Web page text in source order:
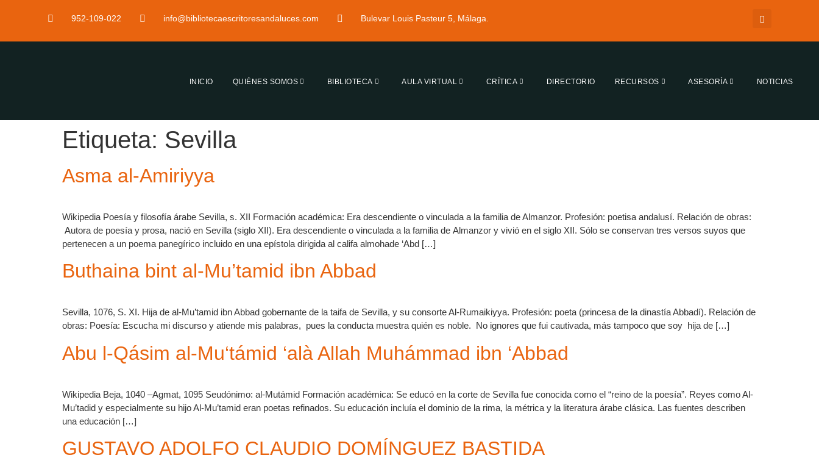
952-109-022 info@bibliotecaescritoresandaluces.com Bulevar Louis Pasteur 5, Málaga.
INICIO QUIÉNES SOMOS BIBLIOTECA AULA VIRTUAL CRÍTICA DIRECTORIO RECURSOS ASESORÍA NOTICIAS
Etiqueta: Sevilla
Asma al-Amiriyya
Wikipedia Poesía y filosofía árabe Sevilla, s. XII Formación académica: Era descendiente o vinculada a la familia de Almanzor. Profesión: poetisa andalusí. Relación de obras:
Autora de poesía y prosa, nació en Sevilla (siglo XII). Era descendiente o vinculada a la familia de Almanzor y vivió en el siglo XII. Sólo se conservan tres versos suyos que
pertenecen a un poema panegírico incluido en una epístola dirigida al califa almohade ‘Abd […]
Buthaina bint al-Mu’tamid ibn Abbad
Sevilla, 1076, S. XI. Hija de al-Mu’tamid ibn Abbad gobernante de la taifa de Sevilla, y su consorte Al-Rumaikiyya. Profesión: poeta (princesa de la dinastía Abbadí). Relación de
obras: Poesía: Escucha mi discurso y atiende mis palabras, pues la conducta muestra quién es noble. No ignores que fui cautivada, más tampoco que soy hija de […]
Abu l-Qásim al-Mu‘támid ‘alà Allah Muhámmad ibn ‘Abbad
Wikipedia Beja, 1040 –Agmat, 1095 Seudónimo: al-Mutámid Formación académica: Se educó en la corte de Sevilla fue conocida como el “reino de la poesía”. Reyes como Al-
Mu’tadid y especialmente su hijo Al-Mu’tamid eran poetas refinados. Su educación incluía el dominio de la rima, la métrica y la literatura árabe clásica. Las fuentes describen
una educación […]
GUSTAVO ADOLFO CLAUDIO DOMÍNGUEZ BASTIDA